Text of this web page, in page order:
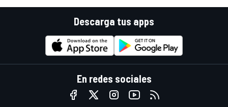
Descarga tus apps
En redes sociales